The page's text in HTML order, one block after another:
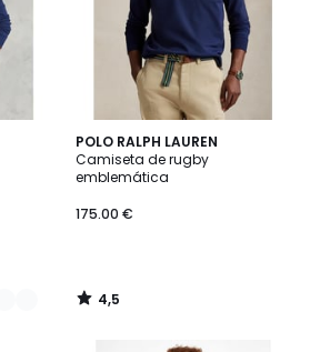
POLO RALPH LAUREN
Camiseta de rugby
emblemática
175.00 €
4,5
/ 5
4,5
/